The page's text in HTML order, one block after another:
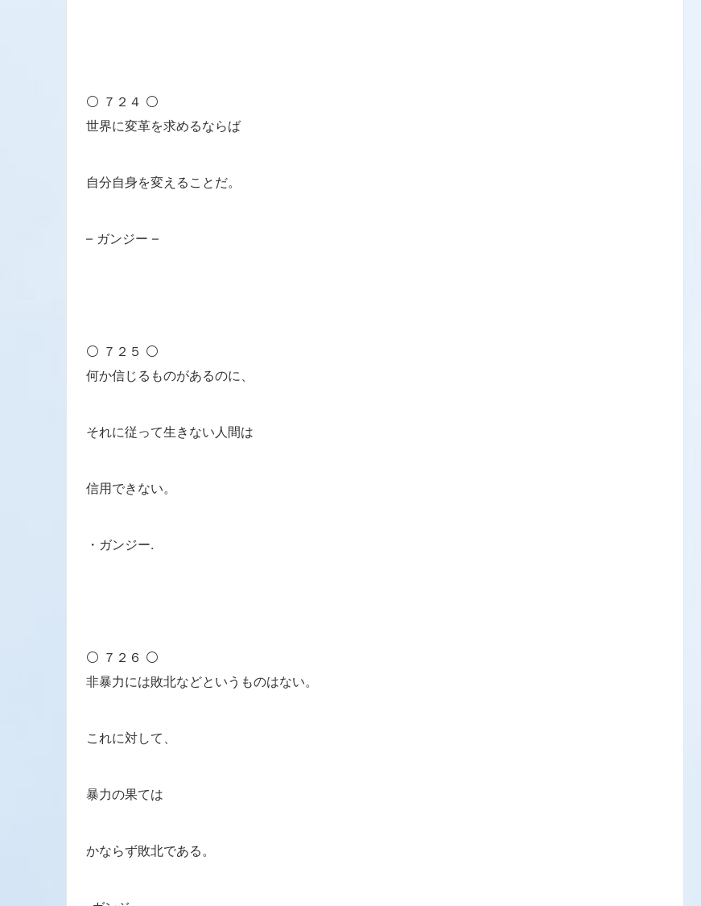
⚪ ７２４ ⚪
世界に変革を求めるならば
自分自身を変えることだ。
– ガンジー –
⚪ ７２５ ⚪
何か信じるものがあるのに、
それに従って生きない人間は
信用できない。
・ガンジー.
⚪ ７２６ ⚪
非暴力には敗北などというものはない。
これに対して、
暴力の果ては
かならず敗北である。